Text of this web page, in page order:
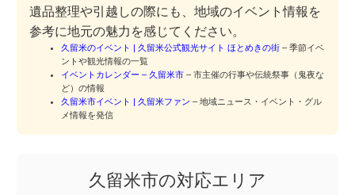
遺品整理や引越しの際にも、地域のイベント情報を
参考に地元の魅力を感じてください。
久留米のイベント | 久留米公式観光サイト ほとめきの街 – 季節イベ
ントや観光情報の一覧
イベントカレンダー – 久留米市 – 市主催の行事や伝統祭事（鬼夜な
ど）の情報
久留米市イベント | 久留米ファン – 地域ニュース・イベント・グル
メ情報を発信
久留米市の対応エリア